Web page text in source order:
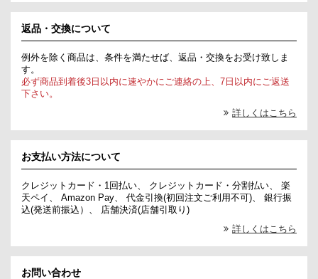
返品・交換について
例外を除く商品は、条件を満たせば、返品・交換をお受け致しま
す。
必ず商品到着後3日以内に速やかにご連絡の上、7日以内にご返送
下さい。
詳しくはこちら
お支払い方法について
クレジットカード・1回払い、 クレジットカード・分割払い、 楽
天ペイ、 Amazon Pay、 代金引換(初回注文ご利用不可)、 銀行振
込(発送前振込）、 店舗決済(店舗引取り)
詳しくはこちら
お問い合わせ